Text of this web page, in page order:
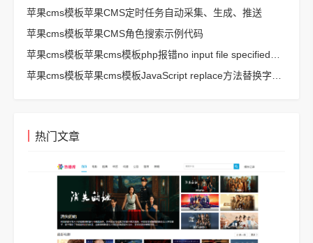
苹果cms模板苹果CMS定时任务自动采集、生成、推送
苹果cms模板苹果CMS角色搜索示例代码
热门文章